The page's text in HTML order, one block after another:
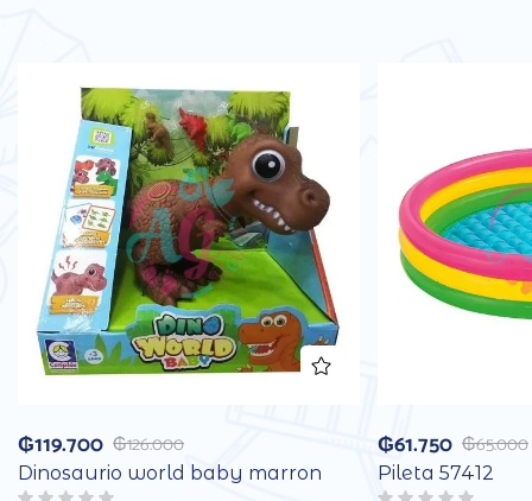
₲126.000
₲119.700
Dinosaurio world baby marron
₲65.000
₲61.750
Pileta 57412